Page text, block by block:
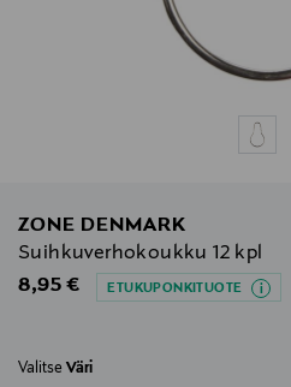
ZONE DENMARK
Suihkuverhokoukku 12 kpl
Original Price
8,95 € ETUKUPONKITUOTE
Valitse Väri